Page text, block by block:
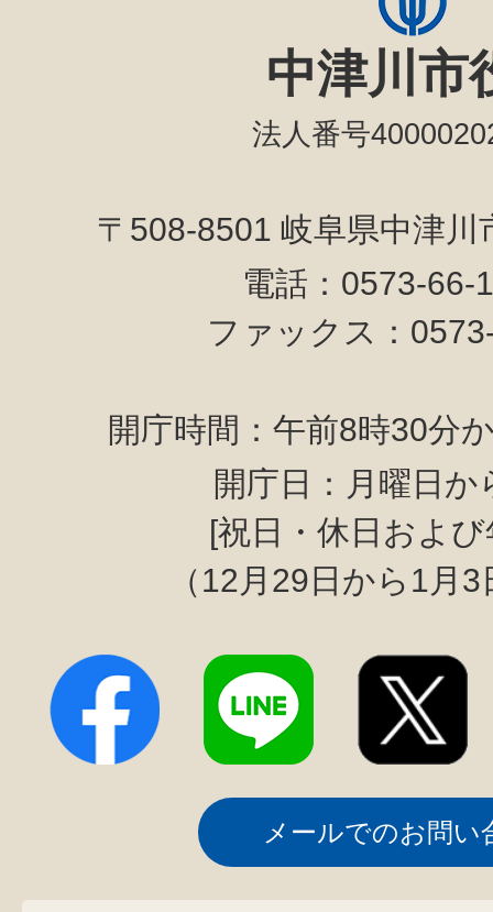
中津川市
法人番号
〒508-8501 岐阜県中津
電話：0573-
ファックス：
開庁時間：午前8時30分
開庁日：月曜日か
[祝日・休日およ
（12月29日から1月
メールでのお問い